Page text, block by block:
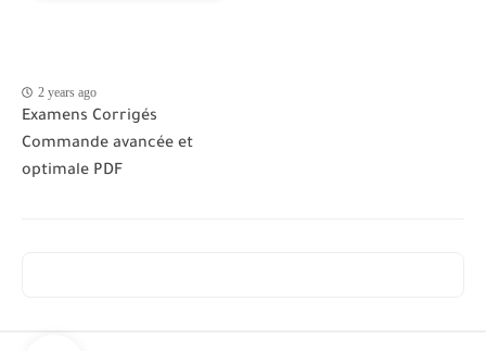
2 years ago
Examens Corrigés
Commande avancée et
optimale PDF